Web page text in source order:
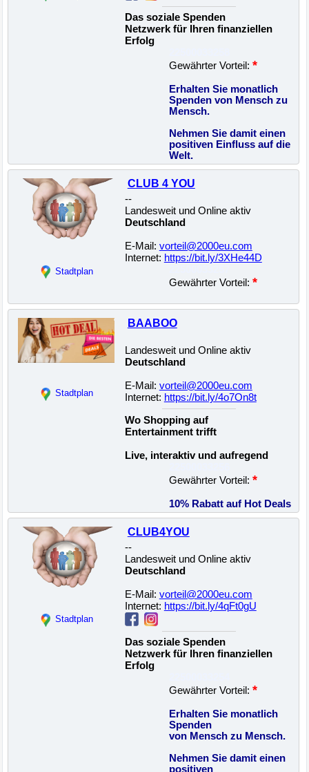
Das soziale Spenden
Netzwerk für Ihren finanziellen
Erfolg
Gewährter Vorteil: *
Erhalten Sie monatlich
Spenden von Mensch zu
Mensch.
Nehmen Sie damit einen
positiven Einfluss auf die
Welt.
Stadtplan
CLUB 4 YOU
--
Landesweit und Online aktiv
Deutschland
E-Mail: vorteil@2000eu.com
Internet: https://bit.ly/3XHe44D
Gewährter Vorteil: *
Stadtplan
BAABOO
Landesweit und Online aktiv
Deutschland
E-Mail: vorteil@2000eu.com
Internet: https://bit.ly/4o7On8t
Wo Shopping auf
Entertainment trifft
Live, interaktiv und aufregend
Gewährter Vorteil: *
10% Rabatt auf Hot Deals
Stadtplan
CLUB4YOU
--
Landesweit und Online aktiv
Deutschland
E-Mail: vorteil@2000eu.com
Internet: https://bit.ly/4qFt0gU
Das soziale Spenden
Netzwerk für Ihren finanziellen
Erfolg
Gewährter Vorteil: *
Erhalten Sie monatlich
Spenden
von Mensch zu Mensch.
Nehmen Sie damit einen
positiven